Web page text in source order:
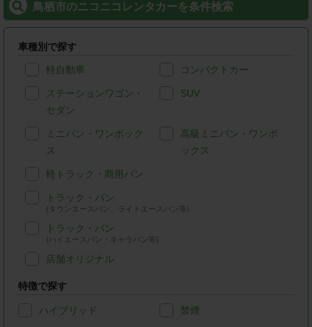
鳥栖市のニコニコレンタカーを条件検索
車種別で探す
軽自動車 コンパクトカー
ステーションワゴン・
セダン
SUV
ミニバン・ワンボック
ス
高級ミニバン・ワンボ
ックス
軽トラック・商用バン
トラック・バン
(タウンエースバン、ライトエースバン等)
トラック・バン
(ハイエースバン・キャラバン等)
店舗オリジナル
特徴で探す
ハイブリッド 禁煙